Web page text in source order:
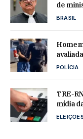
de
BRASIL
POLÍCIA
TRE-
mídia